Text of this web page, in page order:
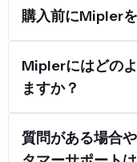
購入前にMipler
Miplerにはどの
ますか？
質問がある場合